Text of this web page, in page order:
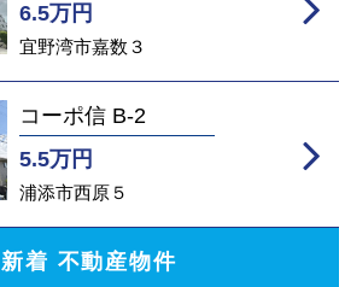
6.5万円
宜野湾市嘉数３
コーポ信 B-2
5.5万円
浦添市西原５
新着 不動産物件